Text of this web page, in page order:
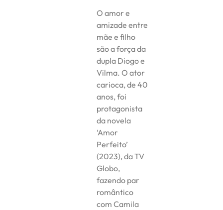
O amor e
amizade entre
mãe e filho
são a força da
dupla Diogo e
Vilma. O ator
carioca, de 40
anos, foi
protagonista
da novela
‘Amor
Perfeito’
(2023), da TV
Globo,
fazendo par
romântico
com Camila